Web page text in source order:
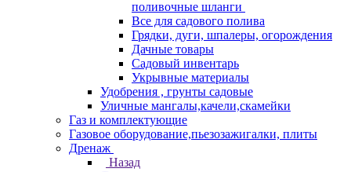
поливочные шланги
Все для садового полива
Грядки, дуги, шпалеры, огорождения
Дачные товары
Садовый инвентарь
Укрывные материалы
Удобрения , грунты садовые
Уличные мангалы,качели,скамейки
Газ и комплектующие
Газовое оборудование,пьезозажигалки, плиты
Дренаж
Назад